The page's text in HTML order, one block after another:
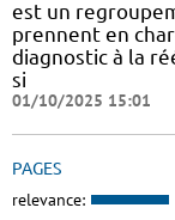
est un
prennent en
diagnostic à la
si
01/10/2025 15:01
PAGES
relevance: